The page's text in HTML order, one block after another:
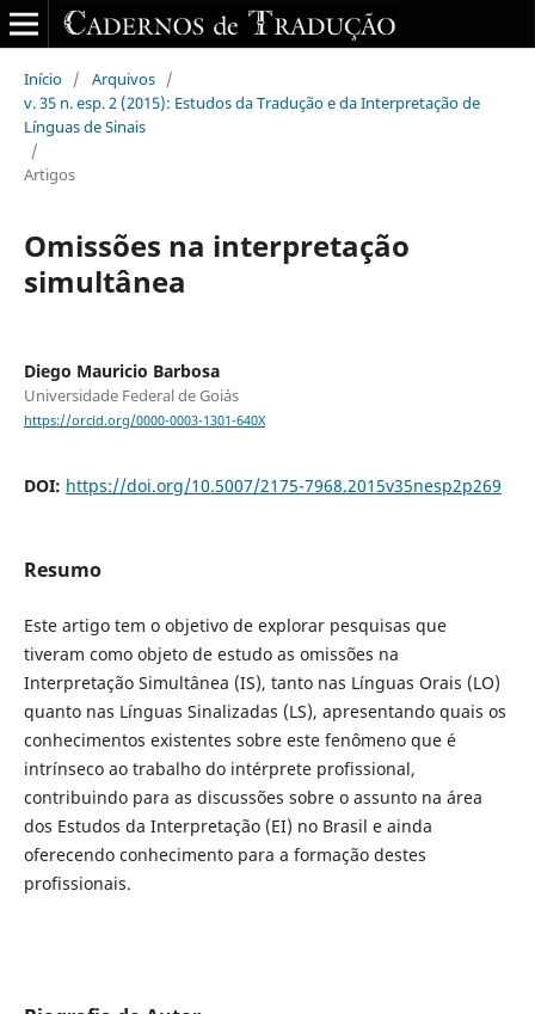
Início / Arquivos /
v. 35 n. esp. 2 (2015): Estudos da Tradução e da Interpretação de
Línguas de Sinais
/
Artigos
Omissões na interpretação
simultânea
Diego Mauricio Barbosa
Universidade Federal de Goiás
https://orcid.org/0000-0003-1301-640X
DOI: https://doi.org/10.5007/2175-7968.2015v35nesp2p269
Resumo
Este artigo tem o objetivo de explorar pesquisas que
tiveram como objeto de estudo as omissões na
Interpretação Simultânea (IS), tanto nas Línguas Orais (LO)
quanto nas Línguas Sinalizadas (LS), apresentando quais os
conhecimentos existentes sobre este fenômeno que é
intrínseco ao trabalho do intérprete profissional,
contribuindo para as discussões sobre o assunto na área
dos Estudos da Interpretação (EI) no Brasil e ainda
oferecendo conhecimento para a formação destes
profissionais.